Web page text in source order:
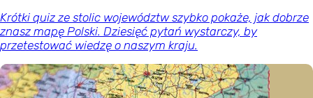
Krótki quiz ze stolic województw szybko pokaże, jak dobrze
znasz mapę Polski. Dziesięć pytań wystarczy, by
przetestować wiedzę o naszym kraju.